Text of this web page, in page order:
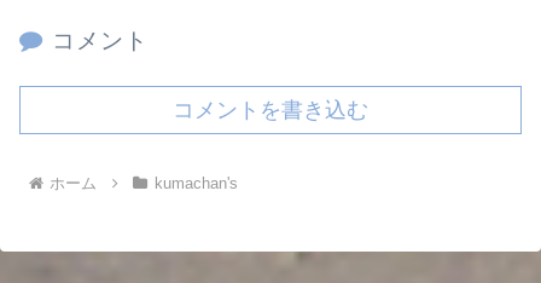
コメント
コメントを書き込む
ホーム kumachan's